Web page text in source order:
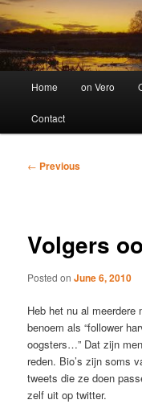
Home on Vero
Contact
Post
← Previous
Volgers
Posted onJune 6, 2010
Heb het nu al
benoem als “follower
oogsters…” Dat zijn
reden. Bio’s zijn soms
tweets die ze doen
zelf uit op twitter.